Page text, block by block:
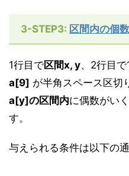
3-STEP3: 区間内の個
1行目で区間x, y、2行目
a[9] が半角スペース区切
a[y]の区間内に偶数がい
す。
与えられる条件は以下の通